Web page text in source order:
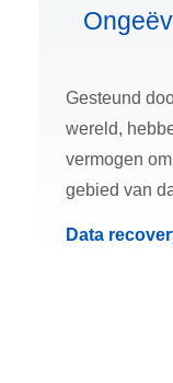
Gesteund
wereld,
vermogen
gebied van
Data